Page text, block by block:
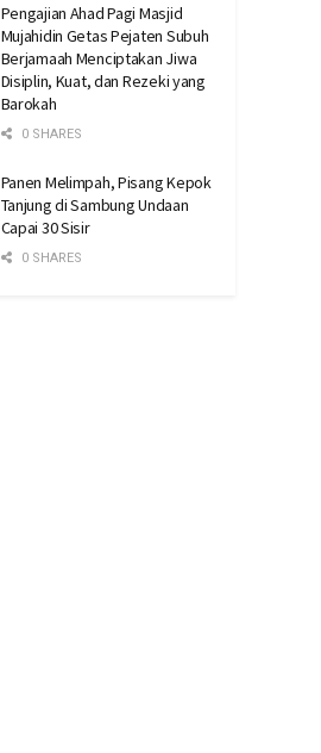
Pengajian Ahad Pagi Masjid
Mujahidin Getas Pejaten Subuh
Berjamaah Menciptakan Jiwa
Disiplin, Kuat, dan Rezeki yang
Barokah
0 SHARES
Panen Melimpah, Pisang Kepok
Tanjung di Sambung Undaan
Capai 30 Sisir
0 SHARES